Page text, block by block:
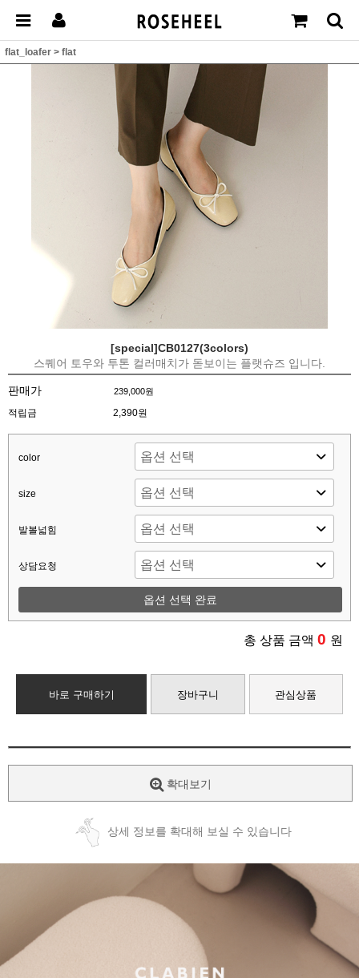
flat_loafer > flat
[special]CB0127(3colors)
스퀘어 토우와 투톤 컬러매치가 돋보이는 플랫슈즈 입니다.
판매가 239,000원
적립금 2,390원
color
size
발볼넓힘
상담요청
옵션 선택 완료
총 상품 금액 0 원
바로 구매하기 장바구니 관심상품
확대보기
상세 정보를 확대해 보실 수 있습니다